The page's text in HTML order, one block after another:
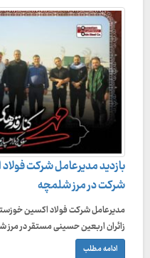
بازدید مدیرعامل شرکت
شرکت در مرز شلمچه
مدیرعامل شرکت فولاد اکسین
زائران اربعین حسینی مستقر در مرز
ادامه مطلب